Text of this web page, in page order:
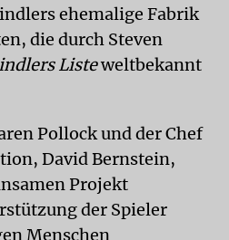
ehemalige Fabrik
die durch Steven
Listeweltbekannt
Pollock und der Chef
David Bernstein,
Projekt
der Spieler
Menschen